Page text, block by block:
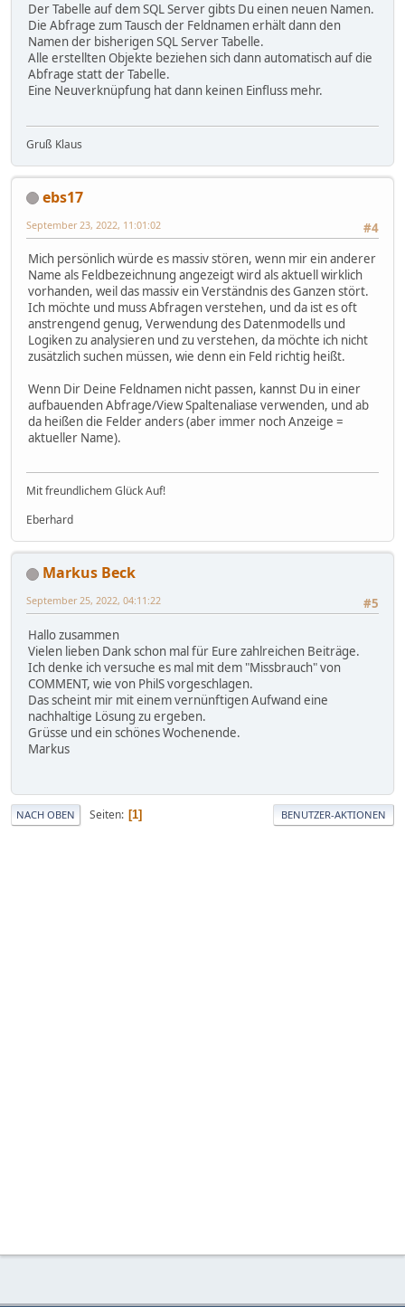
Der Tabelle auf dem SQL Server gibts Du einen neuen Namen.
Die Abfrage zum Tausch der Feldnamen erhält dann den
Namen der bisherigen SQL Server Tabelle.
Alle erstellten Objekte beziehen sich dann automatisch auf die
Abfrage statt der Tabelle.
Eine Neuverknüpfung hat dann keinen Einfluss mehr.
Gruß Klaus
ebs17
#4
September 23, 2022, 11:01:02
Mich persönlich würde es massiv stören, wenn mir ein anderer
Name als Feldbezeichnung angezeigt wird als aktuell wirklich
vorhanden, weil das massiv ein Verständnis des Ganzen stört.
Ich möchte und muss Abfragen verstehen, und da ist es oft
anstrengend genug, Verwendung des Datenmodells und
Logiken zu analysieren und zu verstehen, da möchte ich nicht
zusätzlich suchen müssen, wie denn ein Feld richtig heißt.
Wenn Dir Deine Feldnamen nicht passen, kannst Du in einer
aufbauenden Abfrage/View Spaltenaliase verwenden, und ab
da heißen die Felder anders (aber immer noch Anzeige =
aktueller Name).
Mit freundlichem Glück Auf!
Eberhard
Markus Beck
#5
September 25, 2022, 04:11:22
Hallo zusammen
Vielen lieben Dank schon mal für Eure zahlreichen Beiträge.
Ich denke ich versuche es mal mit dem "Missbrauch" von
COMMENT, wie von PhilS vorgeschlagen.
Das scheint mir mit einem vernünftigen Aufwand eine
nachhaltige Lösung zu ergeben.
Grüsse und ein schönes Wochenende.
Markus
NACH OBEN Seiten 1 BENUTZER-AKTIONEN